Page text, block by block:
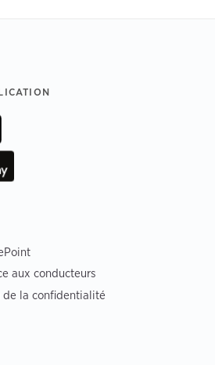
aux conducteurs
la confidentialité